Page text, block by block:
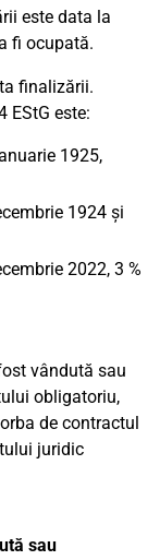
este data la
fi ocupată.
finalizării.
EStG este:
1925,
1924 și
2022, 3 %
vândută sau
obligatoriu,
de contractul
juridic
sau